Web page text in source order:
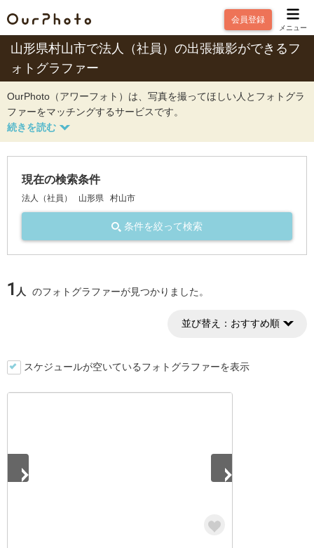
会員登録
メニュー
山形県村山市で法人（社員）の出張撮影ができるフ
ォトグラファー
OurPhoto（アワーフォト）は、写真を撮ってほしい人とフォトグラ
ファーをマッチングするサービスです。
現在の検索条件
法人（社員） 山形県 村山市
条件を絞って検索
1 人 のフォトグラファーが見つかりました。
並び替え： おすすめ順
スケジュールが空いているフォトグラファーを表示